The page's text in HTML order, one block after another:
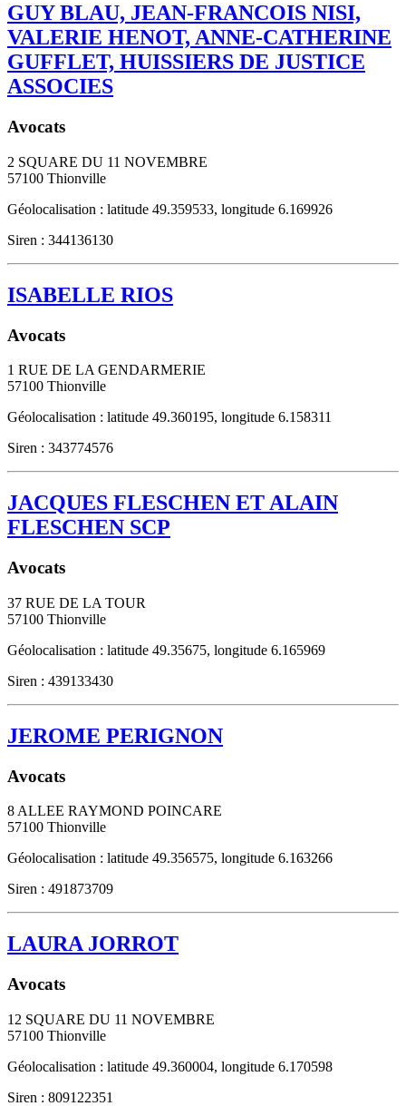
GUY BLAU, JEAN-FRANCOIS NISI,
VALERIE HENOT, ANNE-CATHERINE
GUFFLET, HUISSIERS DE JUSTICE
ASSOCIES
Avocats
2 SQUARE DU 11 NOVEMBRE
57100 Thionville
Géolocalisation : latitude 49.359533, longitude 6.169926
Siren : 344136130
ISABELLE RIOS
Avocats
1 RUE DE LA GENDARMERIE
57100 Thionville
Géolocalisation : latitude 49.360195, longitude 6.158311
Siren : 343774576
JACQUES FLESCHEN ET ALAIN
FLESCHEN SCP
Avocats
37 RUE DE LA TOUR
57100 Thionville
Géolocalisation : latitude 49.35675, longitude 6.165969
Siren : 439133430
JEROME PERIGNON
Avocats
8 ALLEE RAYMOND POINCARE
57100 Thionville
Géolocalisation : latitude 49.356575, longitude 6.163266
Siren : 491873709
LAURA JORROT
Avocats
12 SQUARE DU 11 NOVEMBRE
57100 Thionville
Géolocalisation : latitude 49.360004, longitude 6.170598
Siren : 809122351